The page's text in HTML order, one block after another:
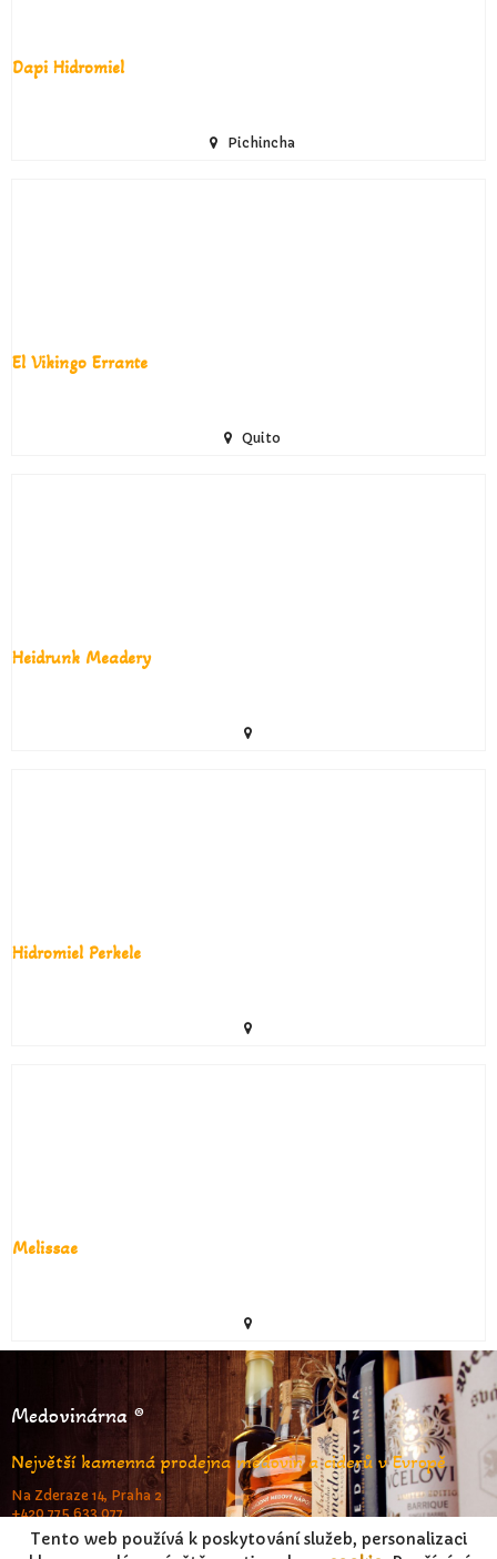
Dapi Hidromiel
Pichincha
El Vikingo Errante
Quito
Heidrunk Meadery
Hidromiel Perkele
Melissae
Medovinárna ®
Největší kamenná prodejna medovin a ciderů v Evropě
Na Zderaze 14, Praha 2
+420 775 633 077
www.medovinarna.cz
Tento web používá k poskytování služeb, personalizaci